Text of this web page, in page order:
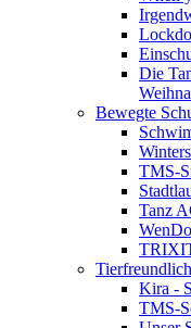
Die
Bewegte
TMS-
Tanz
Kira -
TMS-